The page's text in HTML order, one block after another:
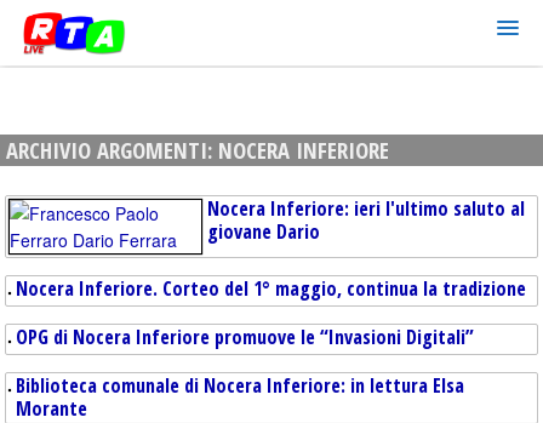
ARCHIVIO ARGOMENTI: NOCERA INFERIORE
Nocera Inferiore: ieri l'ultimo saluto al
giovane Dario
Nocera Inferiore. Corteo del 1° maggio, continua la tradizione
OPG di Nocera Inferiore promuove le “Invasioni Digitali”
Biblioteca comunale di Nocera Inferiore: in lettura Elsa
Morante